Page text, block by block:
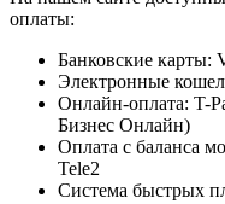
оплаты:
Банковские карты:
Электронные
Онлайн-оплата: T-
Бизнес Онлайн)
Оплата с баланса
Tele2
Система быстрых